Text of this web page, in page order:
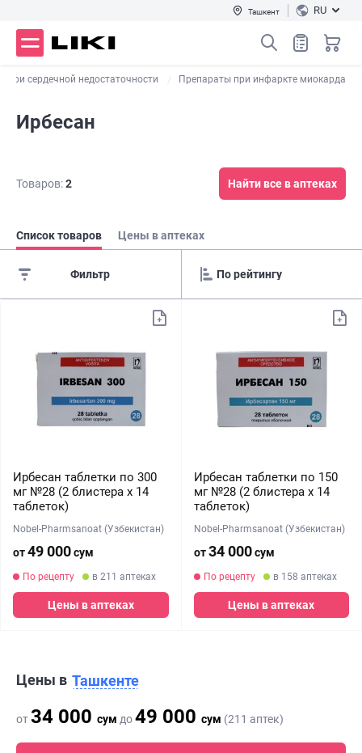
Ташкент RU
при сердечной недостаточности Препараты при инфаркте миокарда
Ирбесан
Товаров:2 Найти все в аптеках
Список товаров Цены в аптеках
Фильтр
Ирбесан таблетки по 300
мг №28 (2 блистера х 14
таблеток)
Nobel-Pharmsanoat (Узбекистан)
от49 000сум
По рецепту в 211 аптеках
Цены в аптеках
Ирбесан таблетки по 150
мг №28 (2 блистера х 14
таблеток)
Nobel-Pharmsanoat (Узбекистан)
от34 000сум
По рецепту в 158 аптеках
Цены в аптеках
Цены в Ташкенте
от34 000 сум до49 000 сум (211 аптек)